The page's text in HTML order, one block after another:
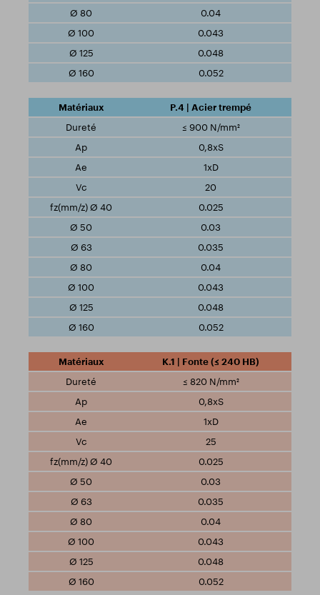
0.04
0.043
0.048
0.052
P.4 | Acier trempé
≤ 900 N/mm²
0,8xS
1xD
20
0.025
0.03
0.035
0.04
0.043
0.048
0.052
K.1 | Fonte (≤ 240 HB)
≤ 820 N/mm²
0,8xS
1xD
25
0.025
0.03
0.035
0.04
0.043
0.048
0.052